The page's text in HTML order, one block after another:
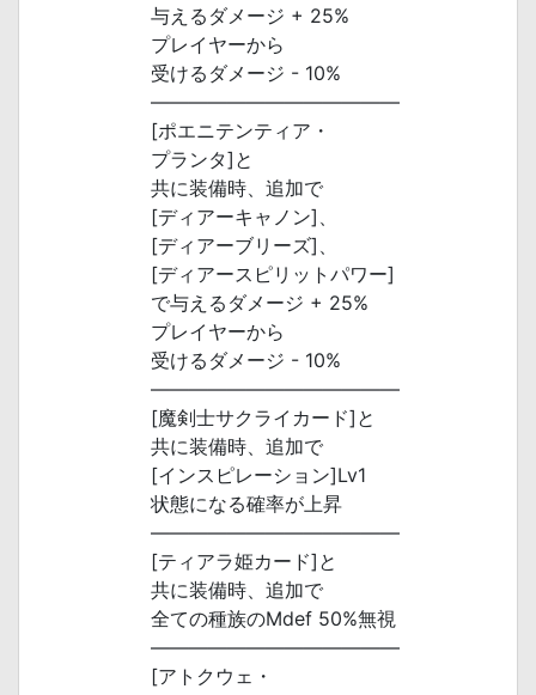
与えるダメージ + 25%
プレイヤーから
受けるダメージ - 10%
―――――――――――――
[ポエニテンティア・
プランタ]と
共に装備時、追加で
[ディアーキャノン]、
[ディアーブリーズ]、
[ディアースピリットパワー]
で与えるダメージ + 25%
プレイヤーから
受けるダメージ - 10%
―――――――――――――
[魔剣士サクライカード]と
共に装備時、追加で
[インスピレーション]Lv1
状態になる確率が上昇
―――――――――――――
[ティアラ姫カード]と
共に装備時、追加で
全ての種族のMdef 50%無視
―――――――――――――
[アトクウェ・